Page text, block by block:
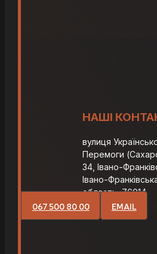
НАШІ
вулиця
Перемоги
34, Івано-
Івано-
область, 76014
067 500 80 00 EMAIL